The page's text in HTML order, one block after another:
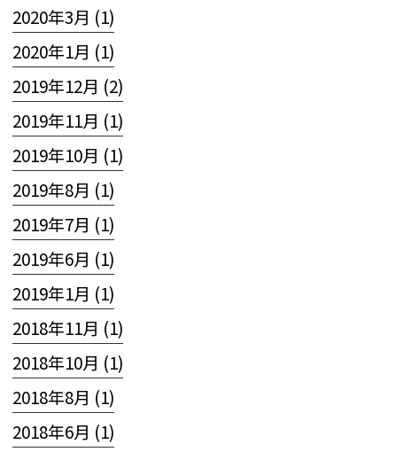
2020年3月 (1)
2020年1月 (1)
2019年12月 (2)
2019年11月 (1)
2019年10月 (1)
2019年8月 (1)
2019年7月 (1)
2019年6月 (1)
2019年1月 (1)
2018年11月 (1)
2018年10月 (1)
2018年8月 (1)
2018年6月 (1)